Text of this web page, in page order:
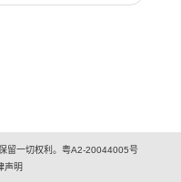
留一切权利。粤A2-20044005号
声明